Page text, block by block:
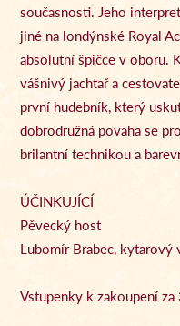
současnosti. Jeho
jiné na londýnské Royal
absolutní špičce v oboru.
vášnivý jachtař a
první hudebník, který
dobrodružná povaha se
brilantní technikou a
ÚČINKUJÍCÍ
Pěvecký host
Lubomír Brabec, kytarový
Vstupenky k zakoupení za